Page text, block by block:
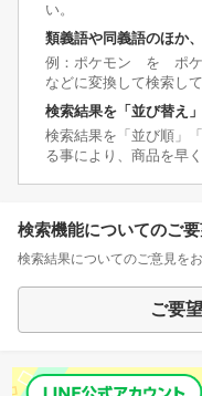
い。
類義語や同義語のほか
例：ポケモン を ポケ
などに変換して検索して
検索結果を「並び替え
検索結果を「並び順」
る事により、商品を早
検索機能についてのご
検索結果についてのご意見を
ご要